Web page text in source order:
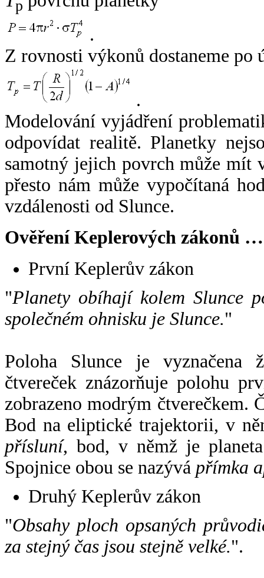
p
.
Z rovnosti výkonů dostaneme po
.
Modelování vyjádření
odpovídat realitě. Planetky
samotný jejich povrch může mít
přesto nám může vypočítaná
vzdálenosti od Slunce.
Ověření Keplerových zákonů …
První Keplerův zákon
"Planety obíhají kolem Slunce
společném ohnisku je Slunce."
Poloha Slunce je vyznačena
čtvereček znázorňuje polohu
zobrazeno modrým čtverečkem.
Bod na eliptické trajektorii, v
přísluní, bod, v němž je
Spojnice obou se nazývá přímka
Druhý Keplerův zákon
"Obsahy ploch opsaných
za stejný čas jsou stejně velké.".